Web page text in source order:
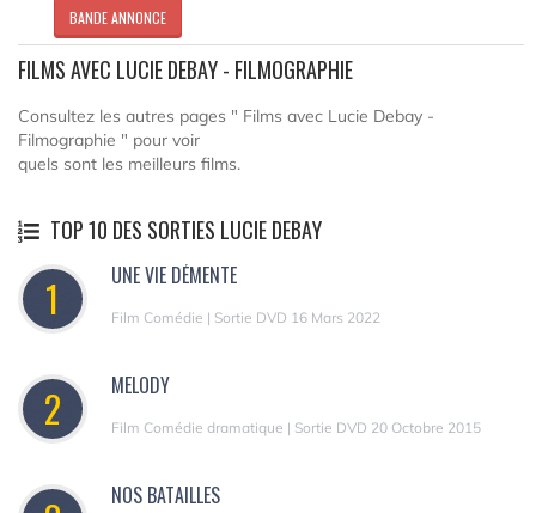
BANDE ANNONCE
FILMS AVEC LUCIE DEBAY - FILMOGRAPHIE
Consultez les autres pages " Films avec Lucie Debay -
Filmographie " pour voir
quels sont les meilleurs films.
TOP 10 DES SORTIES LUCIE DEBAY
1 UNE VIE DÉMENTE
Film Comédie | Sortie DVD 16 Mars 2022
2 MELODY
Film Comédie dramatique | Sortie DVD 20 Octobre 2015
NOS BATAILLES